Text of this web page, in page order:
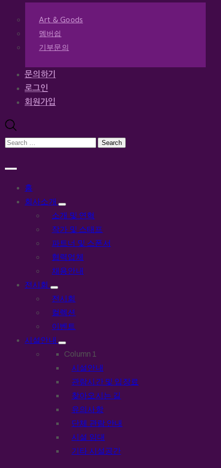
Art & Goods
멤버쉽
기부문의
문의하기
로그인
회원가입
홈
회사소개
소개 및 연혁
작가 및 스태프
파트너 및 스폰서
협력업체
채용안내
전시회
전시회
컬렉션
이벤트
시설안내
Column 1
시설안내
관람시간 및 입장료
찾아오시는 길
유의사항
단체 관람 안내
시설 임대
기타 시설공간